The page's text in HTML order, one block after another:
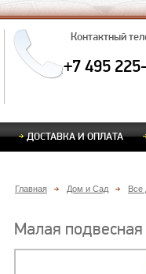
Контактный
+7 495
ДОСТАВКА И ОПЛАТА
Главная Дом и Сад Все
Малая подвесная